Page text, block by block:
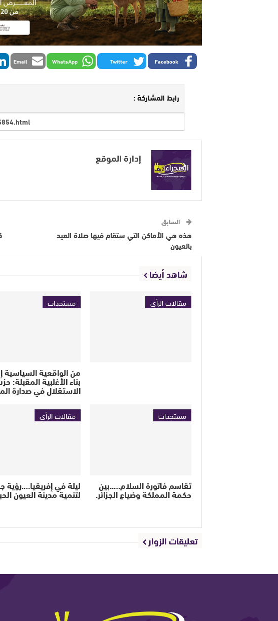
Facebook
Twitter
WhatsApp
Email
رابط المشاركة :
إدارة الموقع
السابق
هذه هي الأماكن التي ستقام فيها صلاة العيد
بالعيون
شاهد أيضا
مقالات الرأي مستجدات
من الواقعية السياسية
بناء الأغلبية المقبلة:
الاستقلال في صدارة
مستجدات
تقاسم فاتورة السلام…..بين
حكمة المملكة وضياع الجزائر.
مقالات الرأي
ليلة في إفريقيا….رؤية
لتنمية مدينة العيون
تعليقات الزوار